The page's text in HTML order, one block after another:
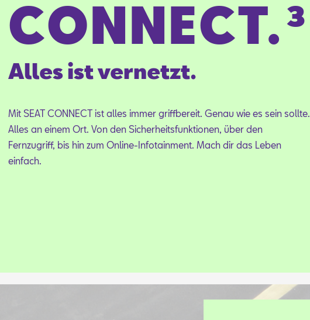
CONNECT.³
Alles ist vernetzt.
Mit SEAT CON­NECT ist al­les im­mer griff­be­reit. Ge­nau wie es sein soll­te.
Al­les an ei­nem Ort. Von den Si­cher­heits­funk­tio­nen, über den
Fern­zu­griff, bis hin zum On­line-In­fo­tain­ment. Mach dir das Le­ben
ein­fach.